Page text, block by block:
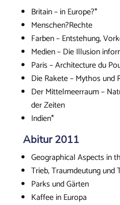
Britain – in Europe?*
Menschen?Rechte
Farben – Entstehung,
Medien – Die Illusion
Paris – Architecture du
Die Rakete – Mythos und
Der Mittelmeerraum –
der Zeiten
Indien*
Abitur 2011
Geographical Aspects in
Trieb, Traumdeutung und
Parks und Gärten
Kaffee in Europa